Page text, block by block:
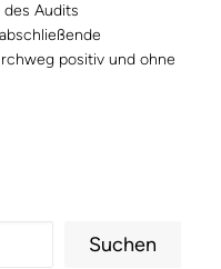
Audits
positiv und ohne
Suchen